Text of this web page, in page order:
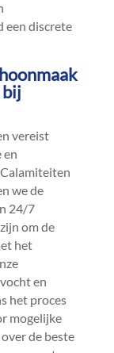
een discrete
vereist
en
we de
24/7
om de
het
en
het proces
mogelijke
de beste